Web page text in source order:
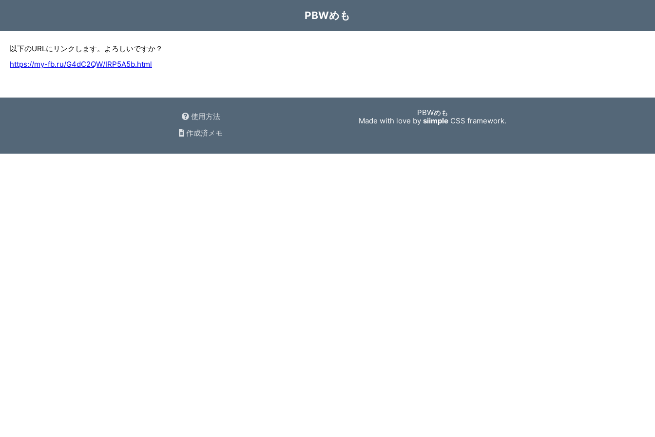
PBWめも
以下のURLにリンクします。よろしいですか？
https://my-fb.ru/G4dC2QW/IRP5A5b.html
使用方法
作成済メモ
PBWめも
Made with love bysiimple CSS framework.